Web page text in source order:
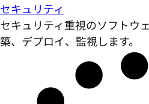
セキュリティ
セキュリティ重視のソフトウ
築、デプロイ、監視します。